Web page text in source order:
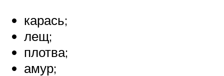
карась;
лещ;
плотва;
амур;